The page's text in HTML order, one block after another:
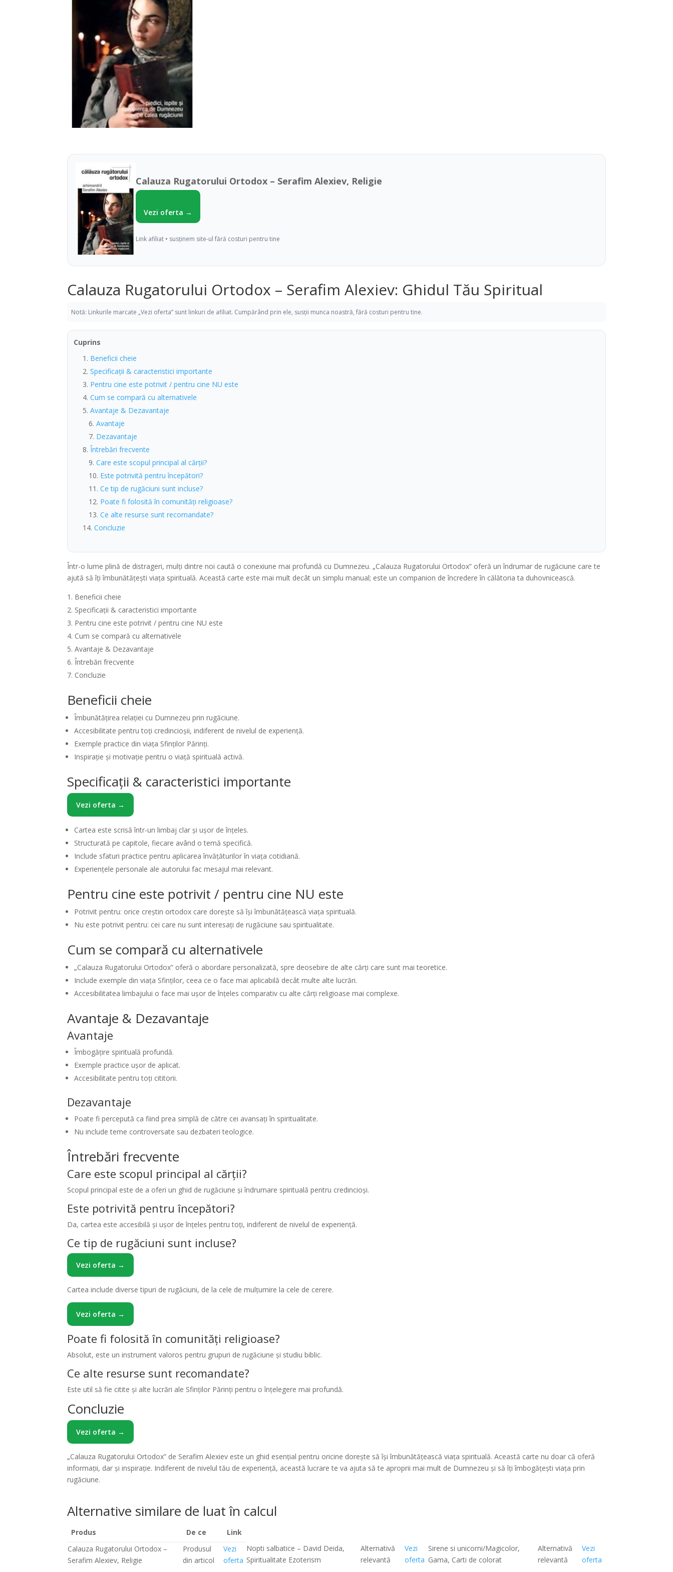
Calauza Rugatorului Ortodox – Serafim Alexiev, Religie
Vezi oferta →
Link afiliat • susținem site-ul fără costuri pentru tine
Calauza Rugatorului Ortodox – Serafim Alexiev: Ghidul Tău Spiritual
Notă: Linkurile marcate „Vezi oferta” sunt linkuri de afiliat. Cumpărând prin ele, susții munca noastră, fără costuri pentru tine.
Cuprins
Beneficii cheie
Specificații & caracteristici importante
Pentru cine este potrivit / pentru cine NU este
Cum se compară cu alternativele
Avantaje & Dezavantaje
Avantaje
Dezavantaje
Întrebări frecvente
Care este scopul principal al cărții?
Este potrivită pentru începători?
Ce tip de rugăciuni sunt incluse?
Poate fi folosită în comunități religioase?
Ce alte resurse sunt recomandate?
Concluzie
Într-o lume plină de distrageri, mulți dintre noi caută o conexiune mai profundă cu Dumnezeu. „Calauza Rugatorului Ortodox” oferă un îndrumar de rugăciune care te
ajută să îți îmbunătățești viața spirituală. Această carte este mai mult decât un simplu manual; este un companion de încredere în călătoria ta duhovnicească.
Beneficii cheie
Specificații & caracteristici importante
Pentru cine este potrivit / pentru cine NU este
Cum se compară cu alternativele
Avantaje & Dezavantaje
Întrebări frecvente
Concluzie
Beneficii cheie
Îmbunătățirea relației cu Dumnezeu prin rugăciune.
Accesibilitate pentru toți credincioșii, indiferent de nivelul de experiență.
Exemple practice din viața Sfinților Părinți.
Inspirație și motivație pentru o viață spirituală activă.
Specificații & caracteristici importante
Vezi oferta →
Cartea este scrisă într-un limbaj clar și ușor de înțeles.
Structurată pe capitole, fiecare având o temă specifică.
Include sfaturi practice pentru aplicarea învățăturilor în viața cotidiană.
Experiențele personale ale autorului fac mesajul mai relevant.
Pentru cine este potrivit / pentru cine NU este
Potrivit pentru: orice creștin ortodox care dorește să își îmbunătățească viața spirituală.
Nu este potrivit pentru: cei care nu sunt interesați de rugăciune sau spiritualitate.
Cum se compară cu alternativele
„Calauza Rugatorului Ortodox” oferă o abordare personalizată, spre deosebire de alte cărți care sunt mai teoretice.
Include exemple din viața Sfinților, ceea ce o face mai aplicabilă decât multe alte lucrări.
Accesibilitatea limbajului o face mai ușor de înțeles comparativ cu alte cărți religioase mai complexe.
Avantaje & Dezavantaje
Avantaje
Îmbogățire spirituală profundă.
Exemple practice ușor de aplicat.
Accesibilitate pentru toți cititorii.
Dezavantaje
Poate fi percepută ca fiind prea simplă de către cei avansați în spiritualitate.
Nu include teme controversate sau dezbateri teologice.
Întrebări frecvente
Care este scopul principal al cărții?
Scopul principal este de a oferi un ghid de rugăciune și îndrumare spirituală pentru credincioși.
Este potrivită pentru începători?
Da, cartea este accesibilă și ușor de înțeles pentru toți, indiferent de nivelul de experiență.
Ce tip de rugăciuni sunt incluse?
Vezi oferta →
Cartea include diverse tipuri de rugăciuni, de la cele de mulțumire la cele de cerere.
Vezi oferta →
Poate fi folosită în comunități religioase?
Absolut, este un instrument valoros pentru grupuri de rugăciune și studiu biblic.
Ce alte resurse sunt recomandate?
Este util să fie citite și alte lucrări ale Sfinților Părinți pentru o înțelegere mai profundă.
Concluzie
Vezi oferta →
„Calauza Rugatorului Ortodox” de Serafim Alexiev este un ghid esențial pentru oricine dorește să își îmbunătățească viața spirituală. Această carte nu doar că oferă
informații, dar și inspirație. Indiferent de nivelul tău de experiență, această lucrare te va ajuta să te aproprii mai mult de Dumnezeu și să îți îmbogățești viața prin
rugăciune.
Alternative similare de luat în calcul
Produs De ce
Link
Calauza Rugatorului Ortodox –
Serafim Alexiev, Religie
Produsul
din articol
Vezi
oferta
Nopti salbatice – David Deida,
Spiritualitate Ezoterism
Alternativă
relevantă
Vezi
oferta
Sirene si unicorni/Magicolor,
Gama, Carti de colorat
Alternativă
relevantă
Vezi
oferta